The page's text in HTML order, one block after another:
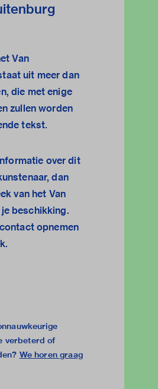
Van
uit meer dan
die met enige
zullen worden
tekst.
over dit
dan
van het Van
beschikking.
contact opnemen
verbeterd of
We horen graag